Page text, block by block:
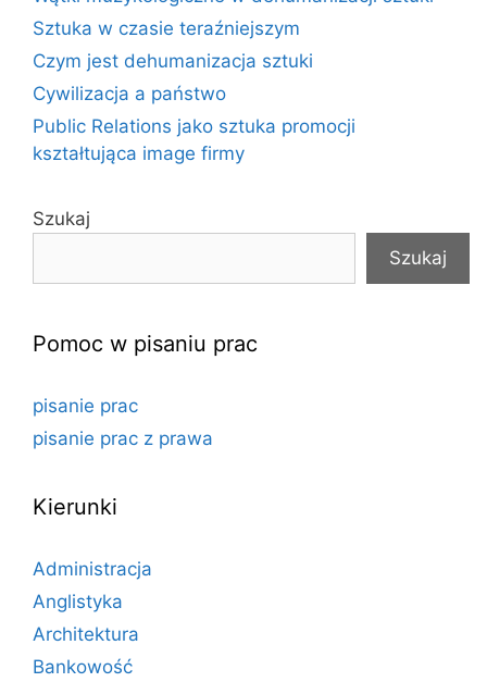
Sztuka w czasie teraźniejszym
Czym jest dehumanizacja sztuki
Cywilizacja a państwo
Public Relations jako sztuka promocji
kształtująca image firmy
Szukaj
Szukaj
Pomoc w pisaniu prac
pisanie prac
pisanie prac z prawa
Kierunki
Administracja
Anglistyka
Architektura
Bankowość